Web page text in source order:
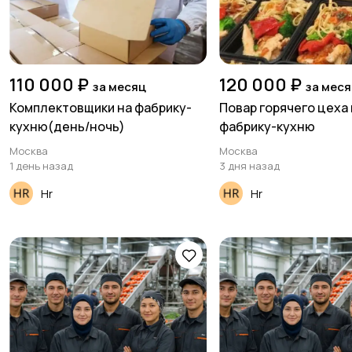
110 000 ₽ за месяц
Комплектовщики на фабрику-
кухню(день/ночь)
Москва
1 день назад
Hr
120 000 ₽ за
Повар горячего цеха
фабрику-кухню
Москва
3 дня назад
Hr